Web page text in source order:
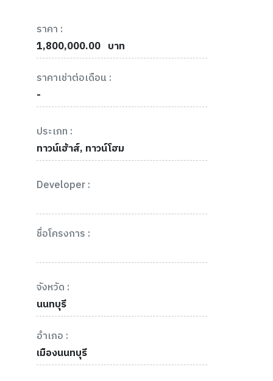
ราคา :
1,800,000.00 บาท
ราคาเช่าต่อเดือน :
-
ประเภท :
ทาวน์เฮ้าส์, ทาวน์โฮม
Developer :
ชื่อโครงการ :
จังหวัด :
นนทบุรี
อำเภอ :
เมืองนนทบุรี